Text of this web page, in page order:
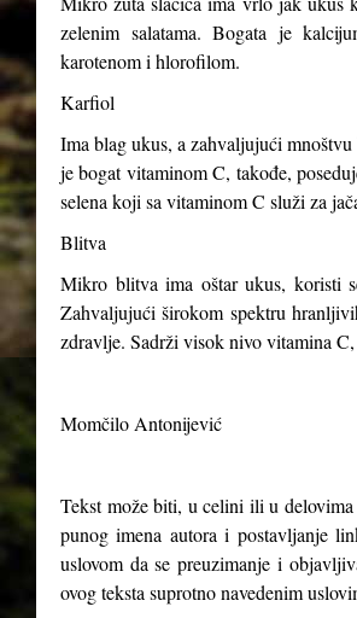
zelenim salatama. Bogata je
karotenom i hlorofilom.
Karfiol
Ima blag ukus, a zahvaljujući
je bogat vitaminom C, takođe,
selena koji sa vitaminom C služi za
Blitva
Mikro blitva ima oštar ukus, koristi
Zahvaljujući širokom spektru
zdravlje. Sadrži visok nivo vitamina
Momčilo Antonijević
Tekst može biti, u celini ili u
punog imena autora i postavljanje
uslovom da se preuzimanje i
ovog teksta suprotno navedenim